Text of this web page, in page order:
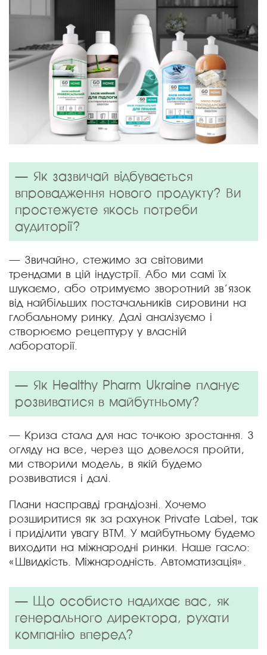
— Як зазвичай відбувається
впровадження нового продукту? Ви
простежуєте якось потреби
аудиторії?
— Звичайно, стежимо за світовими
трендами в цій індустрії. Або ми самі їх
шукаємо, або отримуємо зворотний зв’язок
від найбільших постачальників сировини на
глобальному ринку. Далі аналізуємо і
створюємо рецептуру у власній
лабораторії.
— Як Healthy Pharm Ukraine планує
розвиватися в майбутньому?
— Криза стала для нас точкою зростання. З
огляду на все, через що довелося пройти,
ми створили модель, в якій будемо
розвиватися і далі.
Плани насправді грандіозні. Хочемо
розширитися як за рахунок Private Label, так
і приділити увагу ВТМ. У майбутньому будемо
виходити на міжнародні ринки. Наше гасло:
«Швидкість. Міжнародність. Автоматизація».
— Що особисто надихає вас, як
генерального директора, рухати
компанію вперед?